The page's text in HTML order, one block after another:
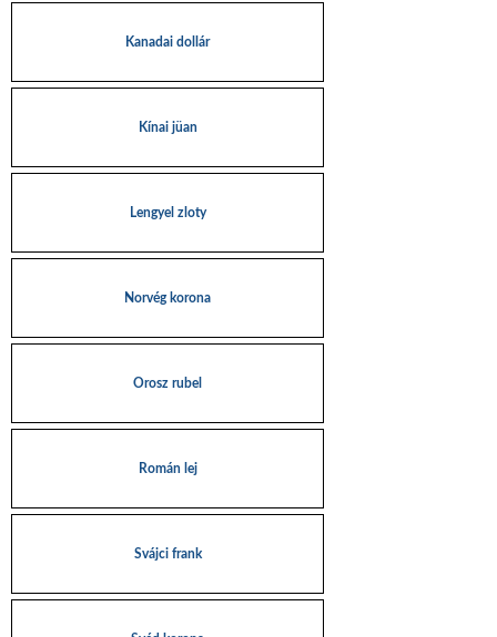
Kanadai dollár
Kínai jüan
Lengyel zloty
Norvég korona
Orosz rubel
Román lej
Svájci frank